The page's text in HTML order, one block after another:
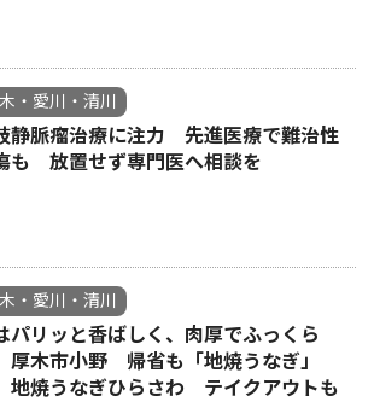
・愛川・清川
静脈瘤治療に注力 先進医療で難治性
も 放置せず専門医へ相談を
・愛川・清川
パリッと香ばしく、肉厚でふっくら
木市小野 帰省も「地焼うなぎ」
焼うなぎひらさわ テイクアウトも